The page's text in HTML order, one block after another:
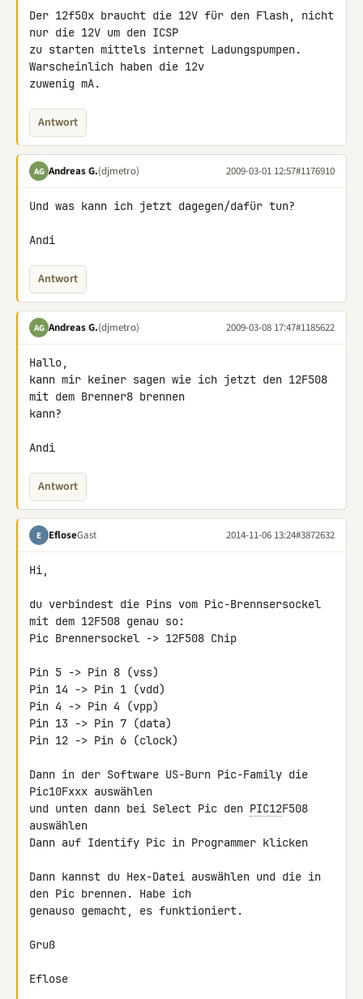
Der 12f50x braucht die 12V für den Flash, nicht
nur die 12V um den ICSP
zu starten mittels internet Ladungspumpen.
Warscheinlich haben die 12v
zuwenig mA.
Antwort
AG Andreas G.(djmetro) 2009-03-01 12:57#1176910
Und was kann ich jetzt dagegen/dafür tun?
Andi
Antwort
AG Andreas G.(djmetro) 2009-03-08 17:47#1185622
Hallo,
kann mir keiner sagen wie ich jetzt den 12F508
mit dem Brenner8 brennen
kann?
Andi
Antwort
E EfloseGast 2014-11-06 13:24#3872632
Hi,
du verbindest die Pins vom Pic-Brennsersockel
mit dem 12F508 genau so:
Pic Brennersockel -> 12F508 Chip
Pin 5 -> Pin 8 (vss)
Pin 14 -> Pin 1 (vdd)
Pin 4 -> Pin 4 (vpp)
Pin 13 -> Pin 7 (data)
Pin 12 -> Pin 6 (clock)
Dann in der Software US-Burn Pic-Family die
Pic10Fxxx auswählen
und unten dann bei Select Pic den PIC12F508
auswählen
Dann auf Identify Pic in Programmer klicken
Dann kannst du Hex-Datei auswählen und die in
den Pic brennen. Habe ich
genauso gemacht, es funktioniert.
Gruß
Eflose